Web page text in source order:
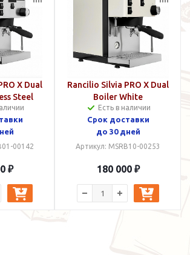
X Dual
Steel
00142
₽
Rancilio Silvia PRO X Dual
Boiler White
Есть в наличии
Срок доставки
до 30 дней
Артикул: MSRB10-00253
180 000 ₽